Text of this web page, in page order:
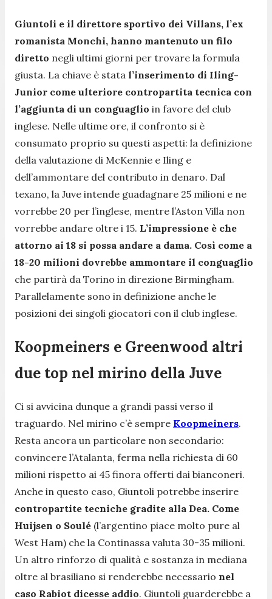
Giuntoli e il direttore sportivo dei Villans, l’ex
romanista Monchi, hanno mantenuto un filo
diretto negli ultimi giorni per trovare la formula
giusta. La chiave è stata l’inserimento di Iling-
Junior come ulteriore contropartita tecnica con
l’aggiunta di un conguaglio in favore del club
inglese. Nelle ultime ore, il confronto si è
consumato proprio su questi aspetti: la definizione
della valutazione di McKennie e Iling e
dell’ammontare del contributo in denaro. Dal
texano, la Juve intende guadagnare 25 milioni e ne
vorrebbe 20 per l’inglese, mentre l’Aston Villa non
vorrebbe andare oltre i 15. L’impressione è che
attorno ai 18 si possa andare a dama. Così come a
18-20 milioni dovrebbe ammontare il conguaglio
che partirà da Torino in direzione Birmingham.
Parallelamente sono in definizione anche le
posizioni dei singoli giocatori con il club inglese.
Koopmeiners e Greenwood altri
due top nel mirino della Juve
Ci si avvicina dunque a grandi passi verso il
traguardo. Nel mirino c’è sempre Koopmeiners.
Resta ancora un particolare non secondario:
convincere l’Atalanta, ferma nella richiesta di 60
milioni rispetto ai 45 finora offerti dai bianconeri.
Anche in questo caso, Giuntoli potrebbe inserire
contropartite tecniche gradite alla Dea. Come
Huijsen o Soulé (l’argentino piace molto pure al
West Ham) che la Continassa valuta 30-35 milioni.
Un altro rinforzo di qualità e sostanza in mediana
oltre al brasiliano si renderebbe necessario nel
caso Rabiot dicesse addio. Giuntoli guarderebbe a